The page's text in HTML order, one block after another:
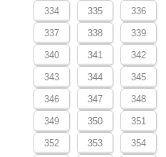
334 335 336
337 338 339
340 341 342
343 344 345
346 347 348
349 350 351
352 353 354